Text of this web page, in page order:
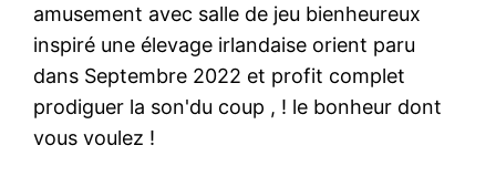
amusement avec salle de jeu bienheureux
inspiré une élevage irlandaise orient paru
dans Septembre 2022 et profit complet
prodiguer la son'du coup , ! le bonheur dont
vous voulez !